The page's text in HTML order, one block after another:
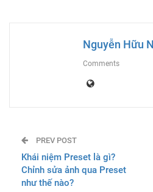
Nguyễn Hữu
Comments
PREV POST
Khái niệm Preset là gì?
Chỉnh sửa ảnh qua Preset
như thế nào?